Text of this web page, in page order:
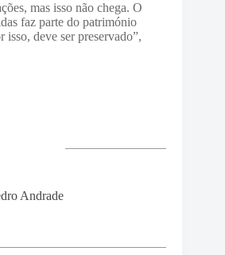
mas isso não chega. O
faz parte do património
isso, deve ser preservado”,
Andrade